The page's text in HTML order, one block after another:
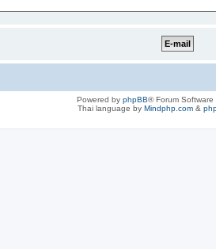
Powered by phpBB® Forum
Thai language by Mindphp.com&